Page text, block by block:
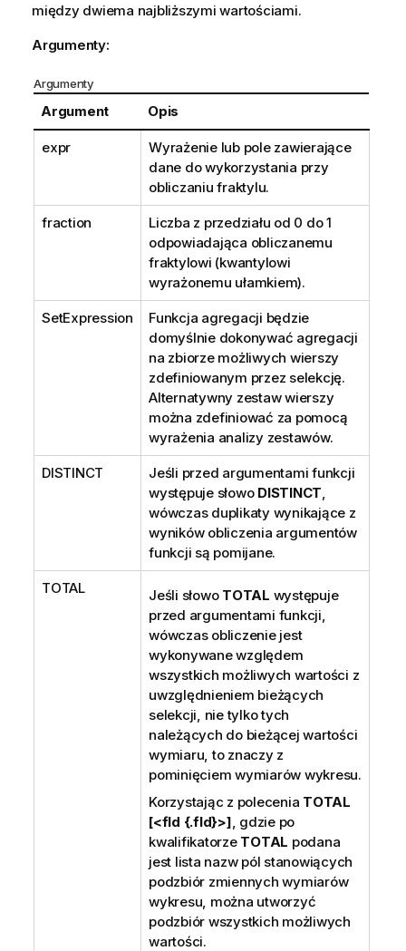
między dwiema najbliższymi wartościami.
Argumenty:
Argumenty
Argument Opis
expr
Wyrażenie lub pole zawierające
dane do wykorzystania przy
obliczaniu fraktylu.
fraction
Liczba z przedziału od 0 do 1
odpowiadająca obliczanemu
fraktylowi (kwantylowi
wyrażonemu ułamkiem).
SetExpression
Funkcja agregacji będzie
domyślnie dokonywać agregacji
na zbiorze możliwych wierszy
zdefiniowanym przez selekcję.
Alternatywny zestaw wierszy
można zdefiniować za pomocą
wyrażenia analizy zestawów.
DISTINCT
Jeśli przed argumentami funkcji
występuje słowo DISTINCT
wówczas duplikaty wynikające z
wyników obliczenia argumentów
funkcji są pomijane.
TOTAL Jeśli słowo TOTAL występuje
przed argumentami funkcji,
wówczas obliczenie jest
wykonywane względem
wszystkich możliwych wartości z
uwzględnieniem bieżących
selekcji, nie tylko tych
należących do bieżącej wartości
wymiaru, to znaczy z
pominięciem wymiarów wykresu.
Korzystając z polecenia TOTAL
[<fld {.fld}>] , gdzie po
kwalifikatorze TOTAL podana
jest lista nazw pól stanowiących
podzbiór zmiennych wymiarów
wykresu, można utworzyć
podzbiór wszystkich możliwych
wartości.